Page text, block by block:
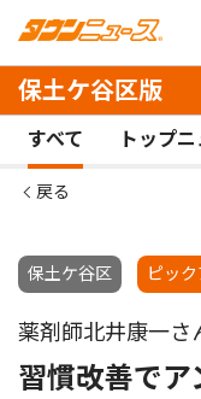
保土ケ谷区版
すべて トップ
戻る
保土ケ谷区 ピック
薬剤師北井康一さ
習慣改善で